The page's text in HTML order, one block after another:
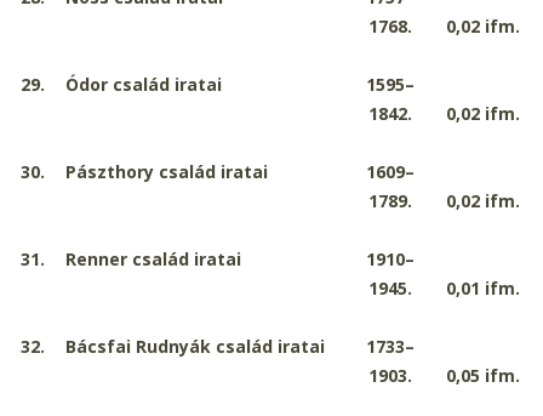
1768.
0,02 ifm.
29. Ódor család iratai
1595–
1842.
0,02 ifm.
30. Pászthory család iratai
1609–
1789.
0,02 ifm.
31. Renner család iratai
1910–
1945.
0,01 ifm.
32. Bácsfai Rudnyák család iratai
1733–
1903.
0,05 ifm.